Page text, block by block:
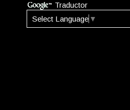
Traductor
Select Language ▼